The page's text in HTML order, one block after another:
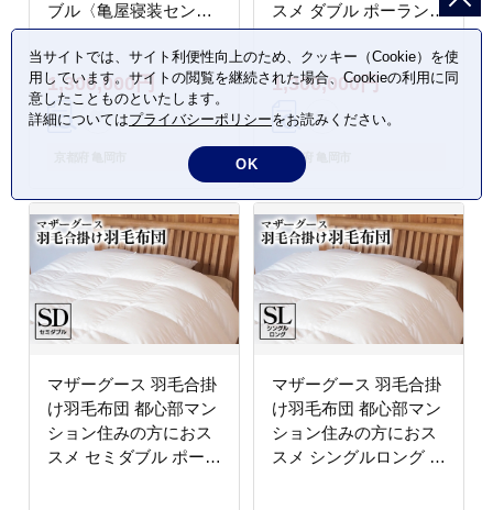
ブル〈亀屋寝装センタ
ー〉《選べる ふとん 布
団 寝具 国産 日本製 国
内生産 掛け布団 綿布団
シルク コットン 肌触り
年中使える》
1,300,000円
スメ ダブル ポーランド
産 コウダ種 身体フィッ
トおすすめ 人気 春 秋
冬 シーズン 収納
1,300,000円
京都府 亀岡市
マザーグース 羽毛合掛
け羽毛布団 都心部マン
ション住みの方におス
スメ セミダブル ポーラ
マザーグース 羽毛合掛
け羽毛布団 都心部マン
ション住みの方におス
スメ シングルロング ポ
当サイトでは、サイト利便性向上のため、クッキー（Cookie）を使
用しています。サイトの閲覧を継続された場合、Cookieの利用に同
意したことものといたします。
詳細についてはプライバシーポリシーをお読みください。
OK